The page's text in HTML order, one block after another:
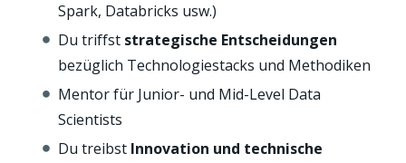
Spark, Databricks usw.)
Du triffst strategische Entscheidungen
bezüglich Technologiestacks und Methodiken
Mentor für Junior- und Mid-Level Data
Scientists
Du treibst Innovation und technische